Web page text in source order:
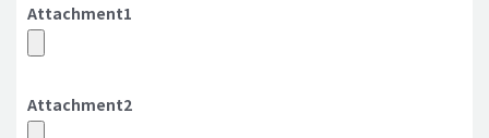
Attachment1
Attachment2